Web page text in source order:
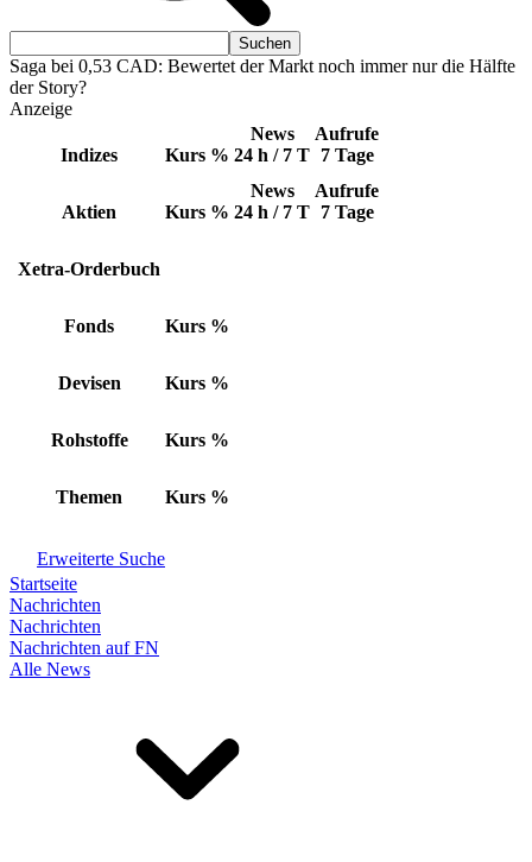
Saga bei 0,53 CAD: Bewertet der Markt noch immer nur die Hälfte
der Story?
Anzeige
Indizes Kurs %
News
24 h / 7 T
Aufrufe
7 Tage
Aktien Kurs %
News
24 h / 7 T
Aufrufe
7 Tage
Xetra-Orderbuch
Fonds Kurs %
Devisen Kurs %
Rohstoffe Kurs %
Themen Kurs %
Erweiterte Suche
Startseite
Nachrichten
Nachrichten
Nachrichten auf FN
Alle News